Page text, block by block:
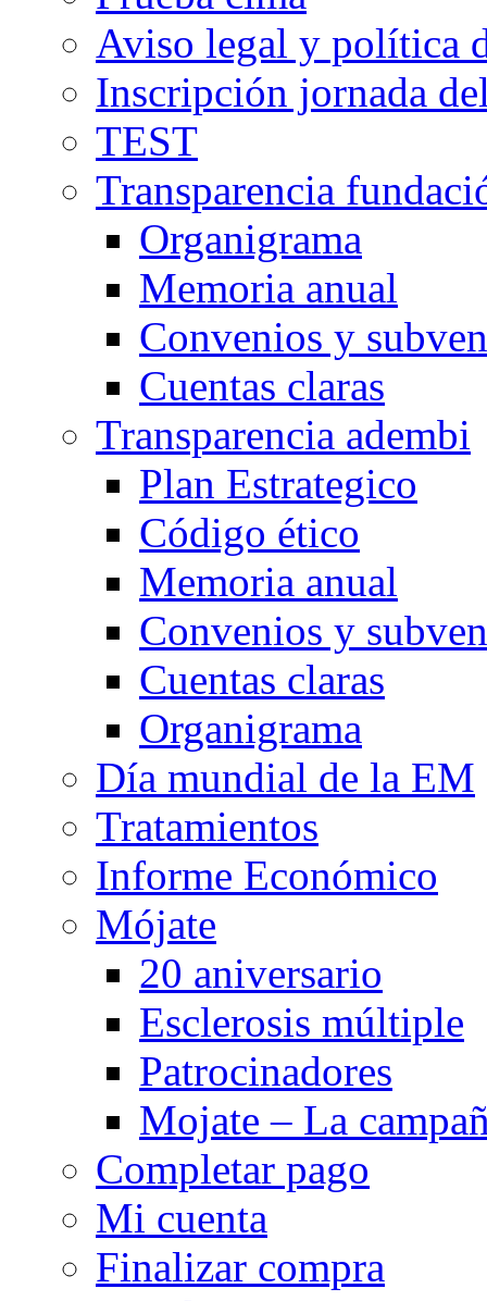
Aviso legal y política
Inscripción jornada
TEST
Transparencia
Organigrama
Memoria anual
Convenios y
Cuentas claras
Transparencia adembi
Plan Estrategico
Código ético
Memoria anual
Convenios y
Cuentas claras
Organigrama
Día mundial de la EM
Tratamientos
Informe Económico
Mójate
20 aniversario
Esclerosis múltiple
Patrocinadores
Mojate – La
Completar pago
Mi cuenta
Finalizar compra